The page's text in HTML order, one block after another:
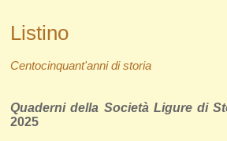
Listino
Centocinquant'anni di storia
Quaderni della Società Ligure di
2025